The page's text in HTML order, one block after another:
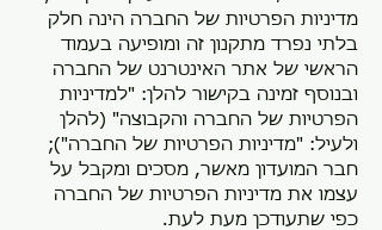
מדיניות הפרטיות של החברה הינה חלק
בלתי נפרד מתקנון זה ומופיעה בעמוד
הראשי של אתר האינטרנט של החברה
ובנוסף זמינה בקישור להלן: "למדיניות
הפרטיות של החברה והקבוצה" (להלן
ולעיל: "מדיניות הפרטיות של החברה");
חבר המועדון מאשר, מסכים ומקבל על
עצמו את מדיניות הפרטיות של החברה
כפי שתעודכן מעת לעת.